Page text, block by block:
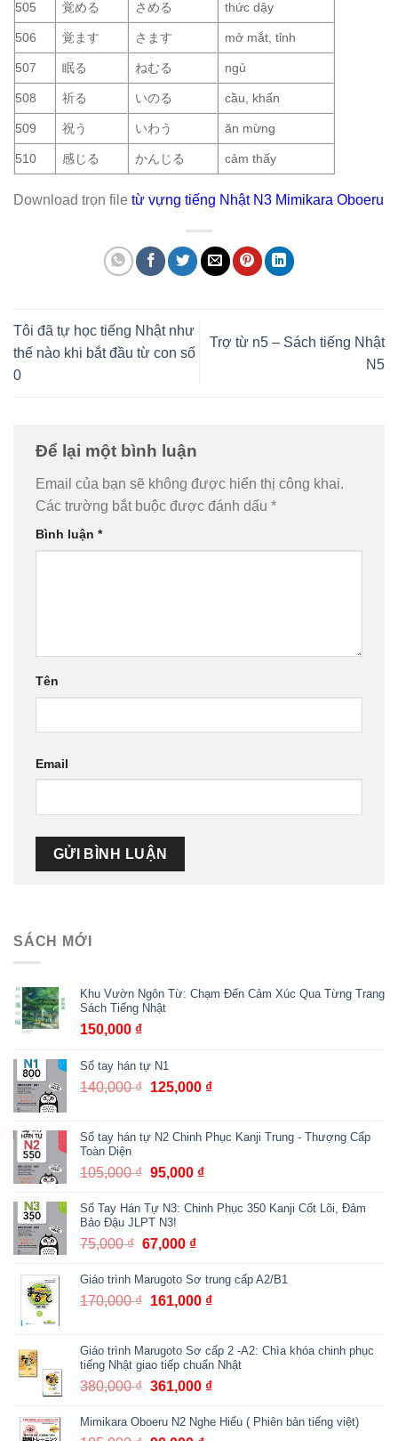
505 覚める さめる thức dậy
506 覚ます さます mở mắt, tỉnh
507 眠る ねむる ngủ
508 祈る いのる cầu, khấn
509 祝う いわう ăn mừng
510 感じる かんじる cảm thấy
Download trọn file từ vựng tiếng Nhật N3 Mimikara Oboeru
Tôi đã tự học tiếng Nhật như
thế nào khi bắt đầu từ con số
0
Trợ từ n5 – Sách tiếng Nhật
N5
Để lại một bình luận
Email của bạn sẽ không được hiển thị công khai.
Các trường bắt buộc được đánh dấu *
Bình luận *
Tên
Email
SÁCH MỚI
Khu Vườn Ngôn Từ: Chạm Đến Cảm Xúc Qua Từng Trang
Sách Tiếng Nhật
150,000 ₫
Sổ tay hán tự N1
140,000₫ Giá
140,000 ₫.
125,000 ₫Giá
là:
Sổ tay hán tự N2 Chinh Phục Kanji Trung - Thượng Cấp
Toàn Diện
105,000₫ Giá
là:
105,000 ₫.
95,000 ₫Giá
tại
Sổ Tay Hán Tự N3: Chinh Phục 350 Kanji Cốt Lõi, Đảm
Bảo Đậu JLPT N3!
75,000₫ Giá
là:
75,000 ₫.
67,000 ₫Giá
tại
là:
Giáo trình Marugoto Sơ trung cấp A2/B1
170,000₫ Giá
170,000 ₫.
161,000 ₫Giá
là:
161,000 ₫.
Giáo trình Marugoto Sơ cấp 2 -A2: Chìa khóa chinh phục
tiếng Nhật giao tiếp chuẩn Nhật
380,000₫ Giá
là:
361,000 ₫Giá
tại
Mimikara Oboeru N2 Nghe Hiểu ( Phiên bản tiếng việt)